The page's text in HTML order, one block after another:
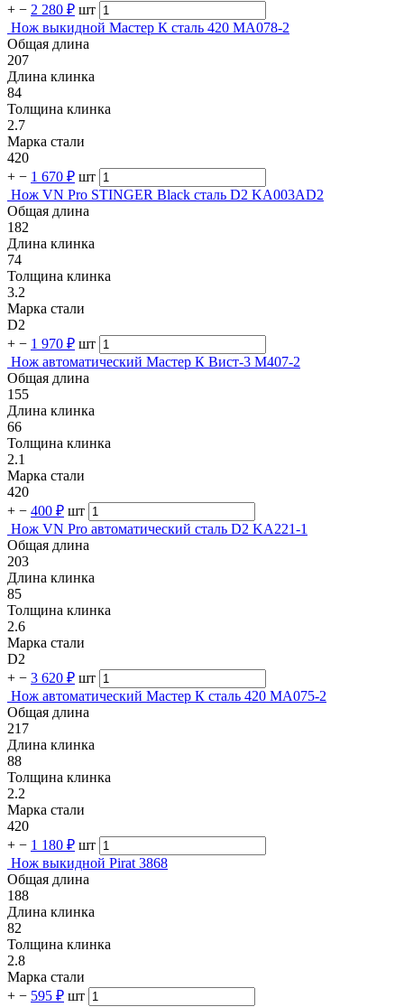
+ − 2 280 ₽ шт
Нож выкидной Мастер К сталь 420 MA078-2
Общая длина
207
Длина клинка
84
Толщина клинка
2.7
Марка стали
420
+ − 1 670 ₽ шт
Нож VN Pro STINGER Black сталь D2 KA003AD2
Общая длина
182
Длина клинка
74
Толщина клинка
3.2
Марка стали
D2
+ − 1 970 ₽ шт
Нож автоматический Мастер К Вист-3 M407-2
Общая длина
155
Длина клинка
66
Толщина клинка
2.1
Марка стали
420
+ − 400 ₽ шт
Нож VN Pro автоматический сталь D2 KA221-1
Общая длина
203
Длина клинка
85
Толщина клинка
2.6
Марка стали
D2
+ − 3 620 ₽ шт
Нож автоматический Мастер К сталь 420 MA075-2
Общая длина
217
Длина клинка
88
Толщина клинка
2.2
Марка стали
420
+ − 1 180 ₽ шт
Нож выкидной Pirat 3868
Общая длина
188
Длина клинка
82
Толщина клинка
2.8
Марка стали
+ − 595 ₽ шт